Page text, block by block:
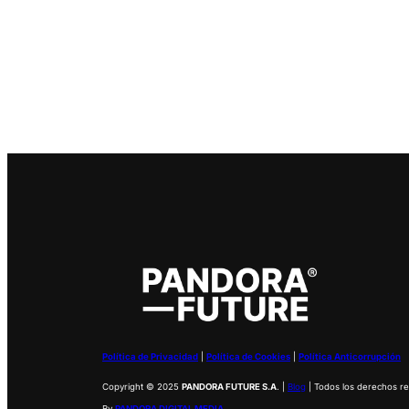
Política de Privacidad Política de Cookies Política Anticorrupción
Copyright © 2025 PANDORA FUTURE S.A Blog | Todos los derechos